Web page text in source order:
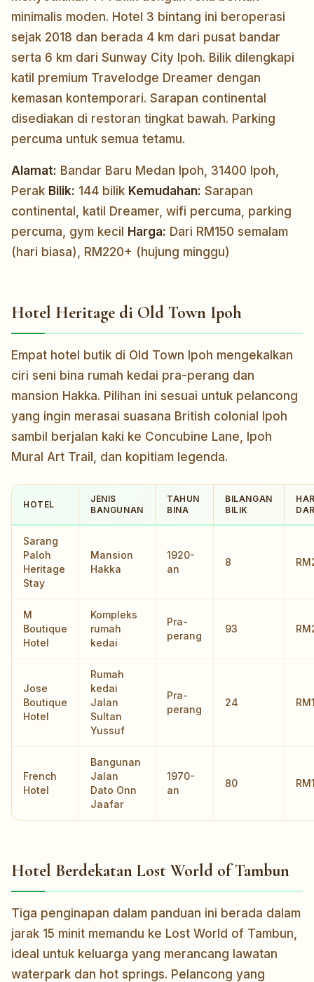
minimalis moden. Hotel 3 bintang ini beroperasi
sejak 2018 dan berada 4 km dari pusat bandar
serta 6 km dari Sunway City Ipoh. Bilik dilengkapi
katil premium Travelodge Dreamer dengan
kemasan kontemporari. Sarapan continental
disediakan di restoran tingkat bawah. Parking
percuma untuk semua tetamu.
Alamat: Bandar Baru Medan Ipoh, 31400 Ipoh,
Perak Bilik: 144 bilik Kemudahan: Sarapan
continental, katil Dreamer, wifi percuma, parking
percuma, gym kecil
Harga: Dari RM150 semalam
(hari biasa), RM220+ (hujung minggu)
Hotel Heritage di Old Town Ipoh
Empat hotel butik di Old Town Ipoh mengekalkan
ciri seni bina rumah kedai pra-perang dan
mansion Hakka. Pilihan ini sesuai untuk pelancong
yang ingin merasai suasana British colonial Ipoh
sambil berjalan kaki ke Concubine Lane, Ipoh
Mural Art Trail, dan kopitiam legenda.
HOTEL
JENIS
BANGUNAN
TAHUN
BINA
BILANGAN
BILIK
Sarang
Paloh
Heritage
Stay
Mansion
Hakka
1920-
an
8
M
Boutique
Hotel
Kompleks
rumah
kedai
Pra-
perang
93
Jose
Boutique
Hotel
Rumah
kedai
Jalan
Sultan
Yussuf
Pra-
perang
24
French
Hotel
Bangunan
Jalan
Dato Onn
Jaafar
1970-
an
80
Hotel Berdekatan Lost World of Tambun
Tiga penginapan dalam panduan ini berada dalam
jarak 15 minit memandu ke Lost World of Tambun,
ideal untuk keluarga yang merancang lawatan
waterpark dan hot springs. Pelancong yang